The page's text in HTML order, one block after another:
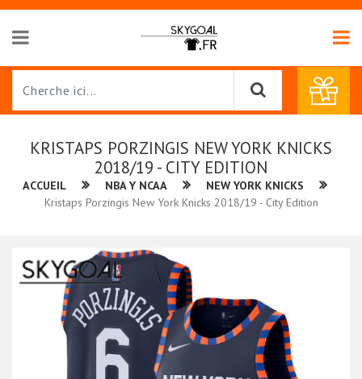
KRISTAPS PORZINGIS NEW YORK KNICKS
2018/19 - CITY EDITION
ACCUEIL NBA Y NCAA
NEW YORK KNICKS
Kristaps Porzingis New York Knicks 2018/19 - City Edition